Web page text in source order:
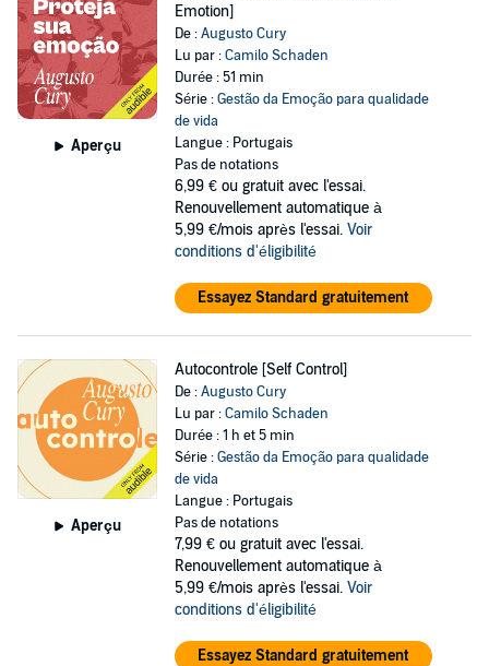
Aperçu
Emotion]
De :Augusto Cury
Lu par :Camilo Schaden
Durée : 51 min
Série :Gestão da Emoção para qualidade
de vida
Langue : Portugais
Pas de notations
6,99 € ou gratuit avec l'essai.
Renouvellement automatique à
5,99 €/mois après l'essai. Voir
conditions d'éligibilité
Essayez Standard gratuitement
Aperçu
Autocontrole [Self Control]
De :Augusto Cury
Lu par :Camilo Schaden
Durée : 1 h et 5 min
Série :Gestão da Emoção para qualidade
de vida
Langue : Portugais
Pas de notations
7,99 € ou gratuit avec l'essai.
Renouvellement automatique à
5,99 €/mois après l'essai. Voir
conditions d'éligibilité
Essayez Standard gratuitement